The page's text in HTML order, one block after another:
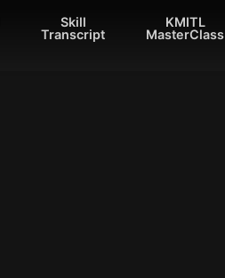
Skill
Transcript
KMITL
MasterClass